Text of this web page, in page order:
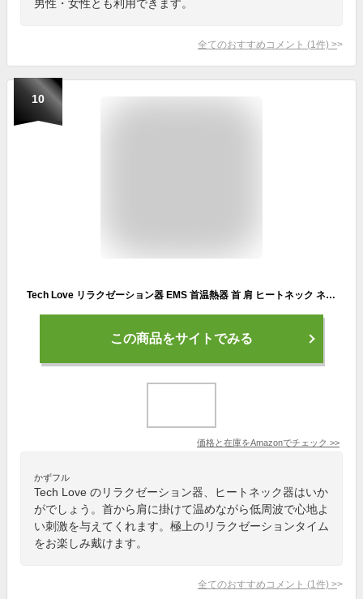
男性・女性とも利用できます。
全てのおすすめコメント (1 件) >
10
Tech Love リラクゼーション器 EMS 首温熱器 首 肩 ヒートネック ネックケア 日本企業開発 5種モード 16段階強度調整 コードレス 低周波 軽量 誕生日プレゼント 母の日 父の日 ギフト (レット)
この商品をサイトでみる
価格と在庫をAmazonでチェック >>
かずフル
Tech Love のリラクゼーション器、ヒートネック器はいか
がでしょう。首から肩に掛けて温めながら低周波で心地よ
い刺激を与えてくれます。極上のリラクゼーションタイム
をお楽しみ戴けます。
全てのおすすめコメント (1 件) >